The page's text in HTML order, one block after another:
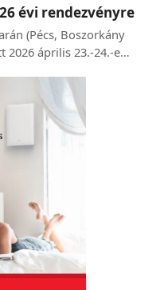
évi rendezvényre
(Pécs, Boszorkány
2026 április 23.-24.-e…